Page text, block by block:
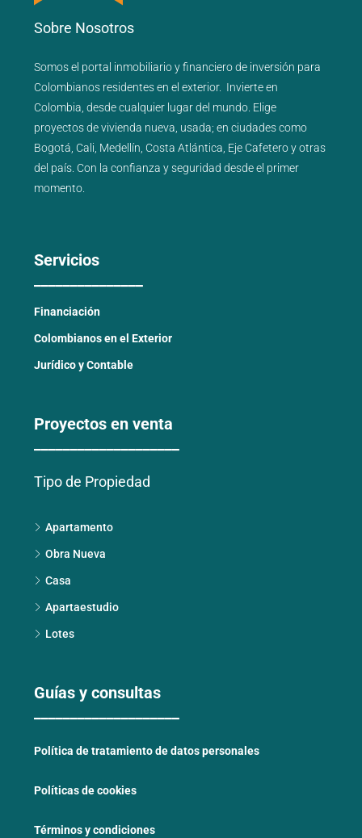
Sobre Nosotros
Somos el portal inmobiliarioyfinancierode inversión para
Colombianos residentes en el exterior. Invierte en
Colombia, desde cualquier lugar del mundo. Elige
proyectos devivienda nueva usada; en ciudades como
Bogotá Cali Medellín Costa Atlántica Eje Cafeteroyotras
del país . Con la confianza y seguridad desde el primer
momento.
Servicios
Financiación
Colombianos en el Exterior
Jurídico y Contable
Proyectos en venta
Tipo de Propiedad
Apartamento
Obra Nueva
Casa
Apartaestudio
Lotes
Guías y consultas
Política de tratamiento de datos personales
Políticas de cookies
Términos y condiciones